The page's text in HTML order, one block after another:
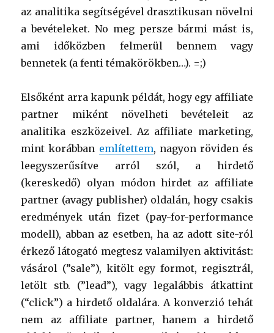
az analitika segítségével drasztikusan növelni
a bevételeket. No meg persze bármi mást is,
ami időközben felmerül bennem vagy
bennetek (a fenti témakörökben…). =;)
Elsőként arra kapunk példát, hogy egy affiliate
partner miként növelheti bevételeit az
analitika eszközeivel. Az affiliate marketing,
mint korábban említettem, nagyon röviden és
leegyszerűsítve arról szól, a hirdető
(kereskedő) olyan módon hirdet az affiliate
partner (avagy publisher) oldalán, hogy csakis
eredmények után fizet (pay-for-performance
modell), abban az esetben, ha az adott site-ról
érkező látogató megtesz valamilyen aktivitást:
vásárol (”sale”), kitölt egy formot, regisztrál,
letölt stb. (”lead”), vagy legalábbis átkattint
(“click”) a hirdető oldalára. A konverzió tehát
nem az affiliate partner, hanem a hirdető